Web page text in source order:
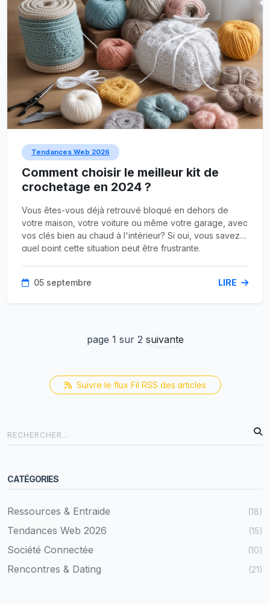
Tendances Web 2026
Comment choisir le meilleur kit de
crochetage en 2024 ?
Vous êtes-vous déjà retrouvé bloqué en dehors de
votre maison, votre voiture ou même votre garage, avec
vos clés bien au chaud à l'intérieur? Si oui, vous savez à
quel point cette situation peut être frustrante.
choisir le bon?
05 septembre LIRE
page 1 sur 2 suivante
Suivre le flux Fil RSS des articles
CATÉGORIES
Ressources & Entraide (18)
Tendances Web 2026 (15)
Société Connectée (10)
Rencontres & Dating (21)